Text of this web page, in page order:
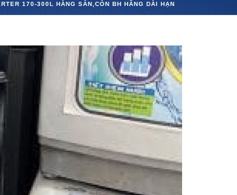
170-300L HÀNG SẴN,CÒN BH HÃNG DÀI HẠN